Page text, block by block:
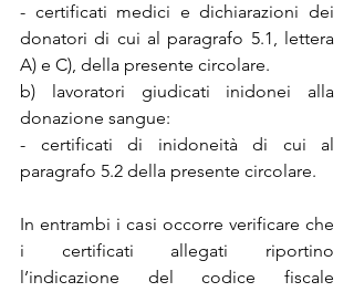
- certificati medici e dichiarazioni dei
donatori di cui al paragrafo 5.1, lettera
A) e C), della presente circolare.
b) lavoratori giudicati inidonei alla
donazione sangue:
- certificati di inidoneità di cui al
paragrafo 5.2 della presente circolare.
In entrambi i casi occorre verificare che
i certificati allegati riportino
l’indicazione del codice fiscale